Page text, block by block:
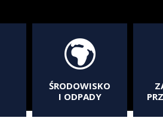
ŚRODOWISKO
I ODPADY